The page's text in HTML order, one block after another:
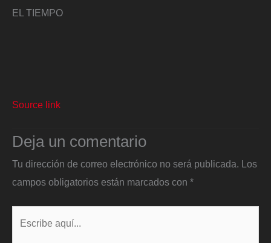
EL TIEMPO
Source link
Deja un comentario
Tu dirección de correo electrónico no será publicada.
Los
campos obligatorios están marcados con *